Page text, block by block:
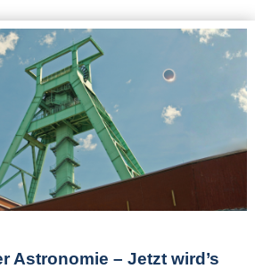
Astronomie – Jetzt wird’s